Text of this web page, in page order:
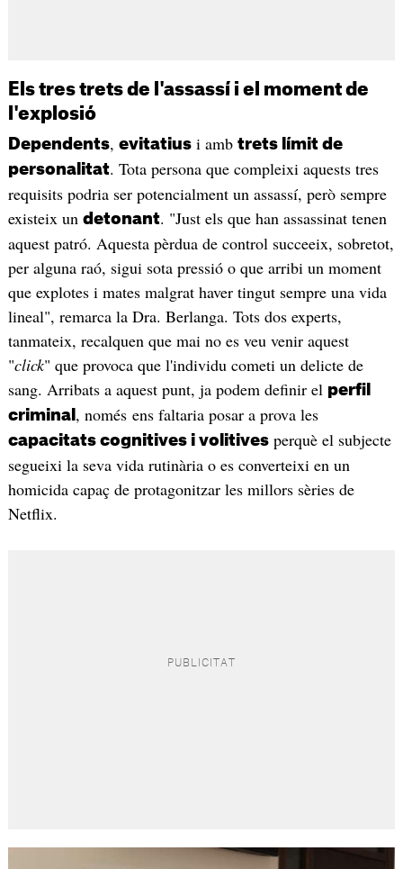
Els tres trets de l'assassí i el moment de
l'explosió
Dependents, evitatiusi amb trets límit de
personalitat. Tota persona que compleixi aquests tres
requisits podria ser potencialment un assassí, però sempre
existeix un detonant. "Just els que han assassinat tenen
aquest patró. Aquesta pèrdua de control succeeix, sobretot,
per alguna raó, sigui sota pressió o que arribi un moment
que explotes i mates malgrat haver tingut sempre una vida
lineal", remarca la Dra. Berlanga. Tots dos experts,
tanmateix, recalquen que mai no es veu venir aquest
"click" que provoca que l'individu cometi un delicte de
sang. Arribats a aquest punt, ja podem definir el perfil
criminal , només ens faltaria posar a prova les
capacitats cognitives i volitivesperquè el subjecte
segueixi la seva vida rutinària o es converteixi en un
homicida capaç de protagonitzar les millors sèries de
Netflix.